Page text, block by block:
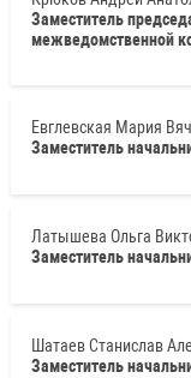
Заместитель
межведомственной
Евглевская Мария
Заместитель
Латышева Ольга
Заместитель
Шатаев Станислав
Заместитель